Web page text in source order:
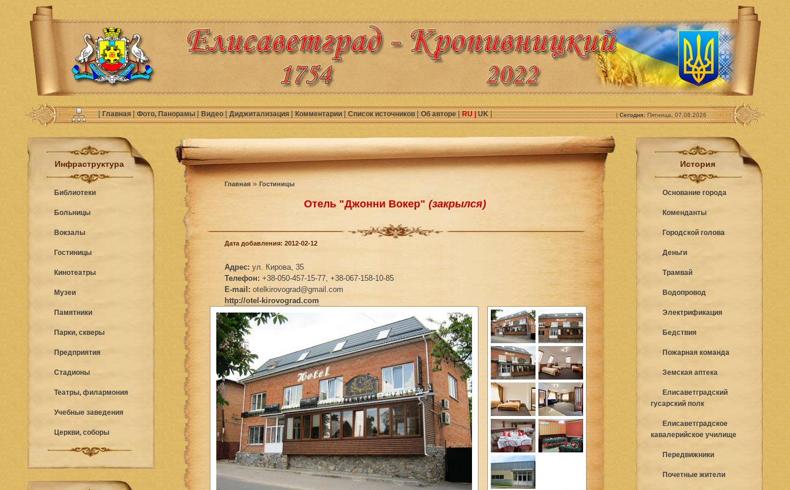
|Главная|Фото, Панорамы|Видео|Диджитализация|Комментарии|Список источников|Об авторе|RU |UK| |Сегодня:Пятница, 07.08.2026
Инфраструктура
Библиотеки
Больницы
Вокзалы
Гостиницы
Кинотеатры
Музеи
Памятники
Парки, скверы
Предприятия
Стадионы
Театры, филармония
Учебные заведения
Церкви, соборы
Главная » Гостиницы
Отель "Джонни Вокер" (закрылся)
Дата добавления: 2012-02-12
Адрес: ул. Кирова, 35
Телефон: +38-050-457-15-77, +38-067-158-10-85
E-mail: otelkirovograd@gmail.com
http://otel-kirovograd.com
История
Основание города
Коменданты
Городской голова
Деньги
Трамвай
Водопровод
Электрификация
Бедствия
Пожарная команда
Земская аптека
Елисаветградский
гусарский полк
Елисаветградское
кавалерийское училище
Передвижники
Почетные жители